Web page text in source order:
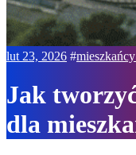
lut 23, 2026 #
Jak
dla